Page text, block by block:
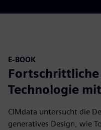
E-BOOK
Technologie
CIMdata untersucht die
generatives Design, wie